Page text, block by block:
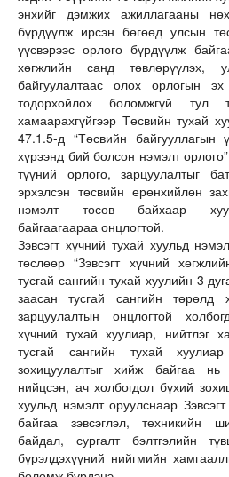
энхийг дэмжих ажиллагааны
бүрдүүлж ирсэн бөгөөд улсын
үүсвэрээс орлого бүрдүүлж
хөгжлийн санд төвлөрүүлэх,
байгуулалтаас олох орлогын
тодорхойлох боломжгүй тул
хамаарахгүйгээр Төсвийн тухай
47.1.5-д “Төсвийн байгууллагын
хүрээнд бий болсон нэмэлт
түүний орлого, зарцуулалтыг
эрхэлсэн төсвийн ерөнхийлөн
нэмэлт төсөв байхаар
байгаагаараа онцлогтой.
Зэвсэгт хүчний тухай хуульд
төслөөр “Зэвсэгт хүчний
тусгай сангийн тухай хуулийн 3
заасан тусгай сангийн төрөлд
зарцуулалтын онцлогтой
хүчний тухай хуулиар, нийтлэг
тусгай сангийн тухай
зохицуулалтыг хийж байгаа
нийцсэн, ач холбогдол бүхий
хуульд нэмэлт оруулснаар
байгаа зэвсэглэл, техникийн
байдал, сургалт бэлтгэлийн
бүрэлдэхүүний нийгмийн